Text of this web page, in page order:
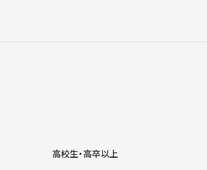
高校生・高卒以上